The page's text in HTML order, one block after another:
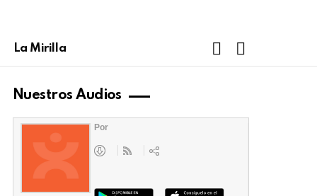
La Mirilla
FOLLOW
Nuestros Audios